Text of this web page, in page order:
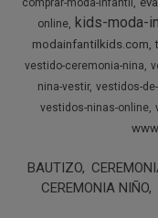
online kids-moda-
modainfantilkids.com
vestido-ceremonia-nina
nina-vestir vestidos-
vestidos-ninas-online
BAUTIZO
CEREMONIA NIÑO